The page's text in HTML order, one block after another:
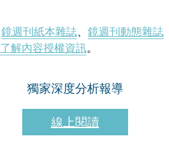
鏡週刊紙本雜誌、 鏡週刊動態雜誌
了解內容授權資訊。
獨家深度分析報導
線上閱讀